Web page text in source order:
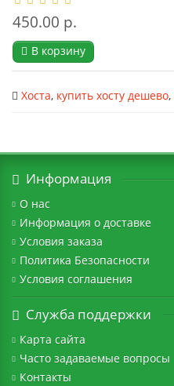
450.00 р.
В корзину
Хоста, купить хосту дешево,
Информация
О нас
Информация о доставке
Условия заказа
Политика Безопасности
Условия соглашения
Служба поддержки
Карта сайта
Часто задаваемые вопросы
Контакты